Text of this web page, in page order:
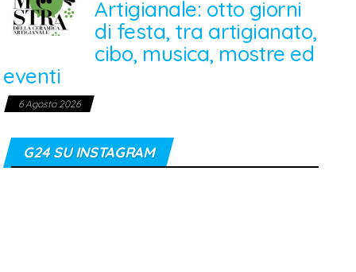
Artigianale: otto giorni
di festa, tra artigianato,
cibo, musica, mostre ed
eventi
6 Agosto 2026
G24 SU INSTAGRAM